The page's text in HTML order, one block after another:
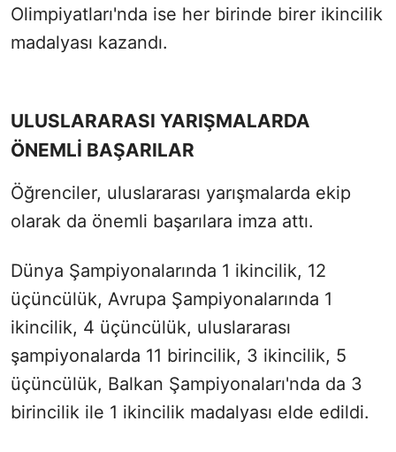
Olimpiyatları'nda ise her birinde birer ikincilik
madalyası kazandı.
ULUSLARARASI YARIŞMALARDA
ÖNEMLİ BAŞARILAR
Öğrenciler, uluslararası yarışmalarda ekip
olarak da önemli başarılara imza attı.
Dünya Şampiyonalarında 1 ikincilik, 12
üçüncülük, Avrupa Şampiyonalarında 1
ikincilik, 4 üçüncülük, uluslararası
şampiyonalarda 11 birincilik, 3 ikincilik, 5
üçüncülük, Balkan Şampiyonaları'nda da 3
birincilik ile 1 ikincilik madalyası elde edildi.